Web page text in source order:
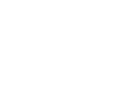
لحظة حدّثت
الخزنة”
ووصلت تلك